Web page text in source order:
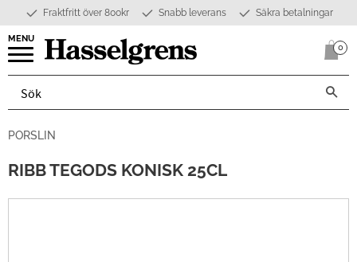
Meny
Fraktfritt över 800kr Snabb leverans Säkra betalningar
0
PORSLIN
RIBB TEGODS KONISK 25CL